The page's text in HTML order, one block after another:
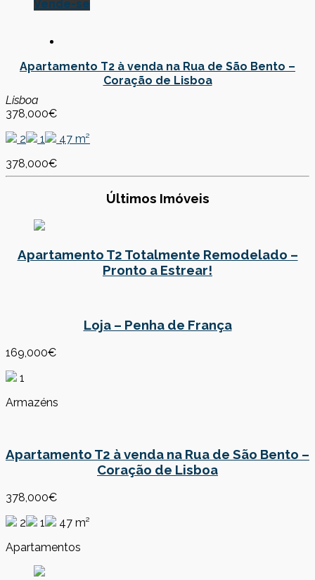
Vende-se
Apartamento T2 à venda na Rua de São Bento –
Coração de Lisboa
Lisboa
378,000€
2
1
47 m²
378,000€
Últimos Imóveis
Apartamento T2 Totalmente Remodelado –
Pronto a Estrear!
Loja – Penha de França
169,000€
1
Armazéns
Apartamento T2 à venda na Rua de São Bento –
Coração de Lisboa
378,000€
2
1
47 m²
Apartamentos